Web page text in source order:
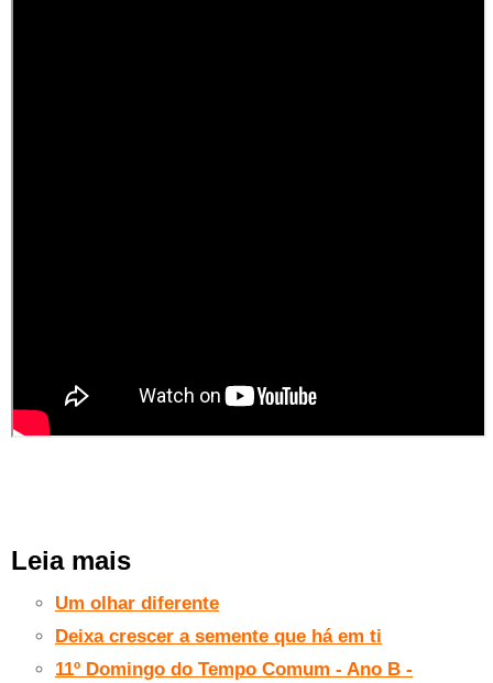
Leia mais
Um olhar diferente
Deixa crescer a semente que há em ti
11º Domingo do Tempo Comum - Ano B -